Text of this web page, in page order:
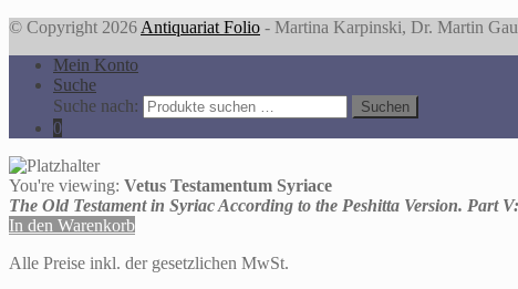
© Copyright 2026 Antiquariat Folio - Martina Karpinski, Dr. Martin
Mein Konto
Suche
Suche nach:
Suchen
0
You're viewing: Vetus Testamentum Syriace
The Old Testament in Syriac According to the Peshitta Version. Part
In den Warenkorb
Alle Preise inkl. der gesetzlichen MwSt.